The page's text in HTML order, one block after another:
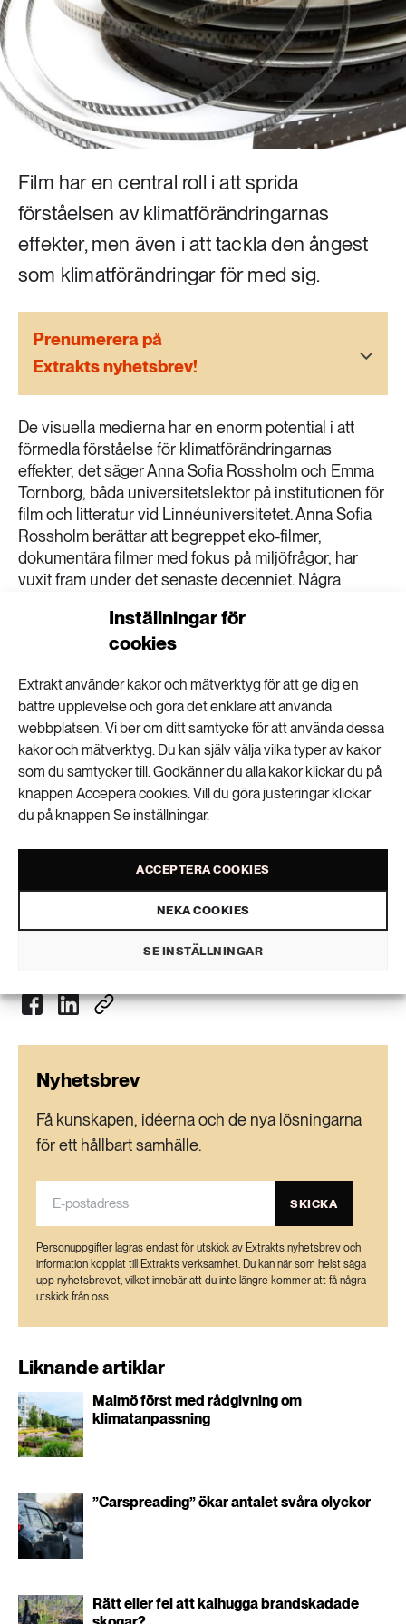
Inställningar för
cookies
Extrakt använder kakor och mätverktyg för att ge dig en
bättre upplevelse och göra det enklare att använda
webbplatsen. Vi ber om ditt samtycke för att använda dessa
kakor och mätverktyg. Du kan själv välja vilka typer av kakor
som du samtycker till. Godkänner du alla kakor klickar du på
knappen Accepera cookies. Vill du göra justeringar klickar
du på knappen Se inställningar.
ACCEPTERA COOKIES
NEKA COOKIES
SE INSTÄLLNINGAR
Mat & jordbruk
Skog
Social hållbarhet
Transport
Vatten
252 ARTIKLAR
Landsbygd
939 ARTIKLAR
Livsstil & konsumtion
612 ARTIKLAR
Mat & jordbruk
262 ARTIKLAR
Skog
360 ARTIKLAR
Social hållbarhet
Transport
473 ARTIKLAR
Vatten
Film har en central roll i att sprida
förståelsen av klimatförändringarnas
effekter, men även i att tackla den ångest
som klimatförändringar för med sig.
Prenumerera på
Extrakts nyhetsbrev!
De visuella medierna har en enorm potential i att
förmedla förståelse för klimatförändringarnas
effekter, det säger Anna Sofia Rossholm och Emma
Tornborg, båda universitetslektor på institutionen för
film och litteratur vid Linnéuniversitetet. Anna Sofia
Rossholm berättar att begreppet eko-filmer,
dokumentära filmer med fokus på miljöfrågor, har
vuxit fram under det senaste decenniet. Några
ifrågasätter köttkonsumtionen samt Al Gores film ”En
obekväm sanning”. – Det visuella får en allt viktigare
abstrakt. Generellt kan film och andra konstformer
gestalta klimatförändringar men också människans
existentiella kris inför detta, säger Anna Sofia
Rossholm. Emma Tornborg tycker att även science
fiction-filmer kan vara viktiga. – De når människor
som normalt inte intresserar sig för miljöfrågor, ett
konkret exempel är Day after tomorrow.
VISA KOMMENTARER (0) OCH DELA
Nyhetsbrev
Få kunskapen, idéerna och de nya lösningarna
för ett hållbart samhälle.
SKICKA
Personuppgifter lagras endast för utskick av Extrakts nyhetsbrev och
information kopplat till Extrakts verksamhet. Du kan när som helst säga
upp nyhetsbrevet, vilket innebär att du inte längre kommer att få några
utskick från oss.
Liknande artiklar
Malmö först med rådgivning om
klimatanpassning
”Carspreading” ökar antalet svåra olyckor
Rätt eller fel att kalhugga brandskadade